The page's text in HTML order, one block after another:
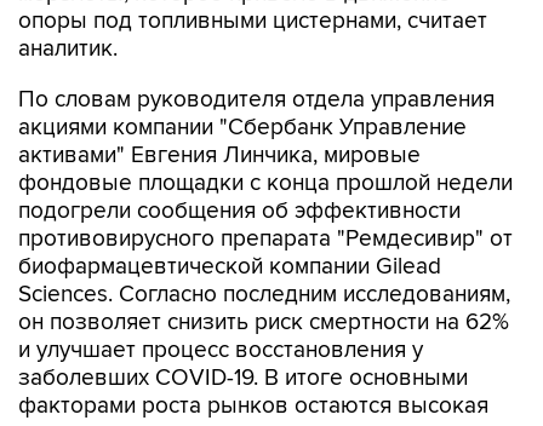
опоры под топливными цистернами, считает
аналитик.
По словам руководителя отдела управления
акциями компании "Сбербанк Управление
активами" Евгения Линчика, мировые
фондовые площадки с конца прошлой недели
подогрели сообщения об эффективности
противовирусного препарата "Ремдесивир" от
биофармацевтической компании Gilead
Sciences. Согласно последним исследованиям,
он позволяет снизить риск смертности на 62%
и улучшает процесс восстановления у
заболевших COVID-19. В итоге основными
факторами роста рынков остаются высокая